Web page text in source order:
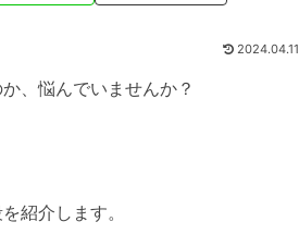
2024.04.11
、悩んでいませんか？
紹介します。